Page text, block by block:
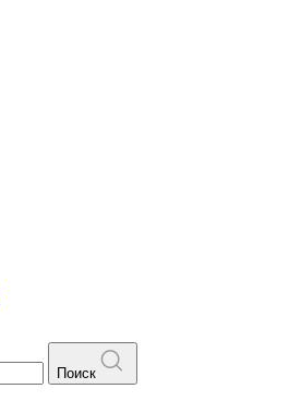
Поиск